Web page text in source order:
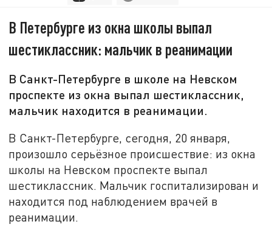
В Петербурге из окна школы выпал
шестиклассник: мальчик в реанимации
В Санкт-Петербурге в школе на Невском
проспекте из окна выпал шестиклассник,
мальчик находится в реанимации.
В Санкт-Петербурге, сегодня, 20 января,
произошло серьёзное происшествие: из окна
школы на Невском проспекте выпал
шестиклассник. Мальчик госпитализирован и
находится под наблюдением врачей в
реанимации.